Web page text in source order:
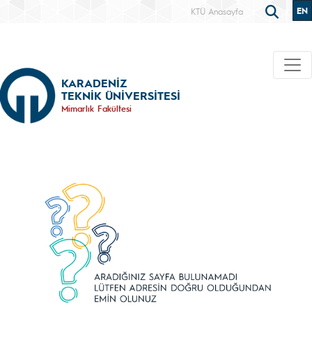
KTÜ Anasayfa EN
KARADENİZ
TEKNİK ÜNİVERSİTESİ
Mimarlık Fakültesi